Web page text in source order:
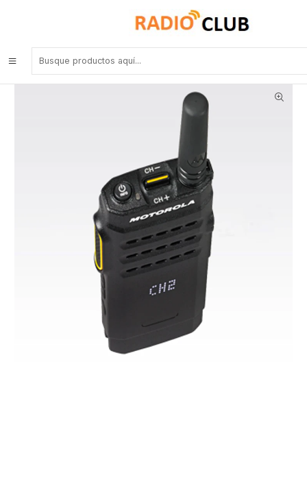
Motorola SL500e MOTOTRBO™ VHF 136-174 Mhz 99CH Analogico y
Digital 3W Radio portátil digital, con un diseño innovador y